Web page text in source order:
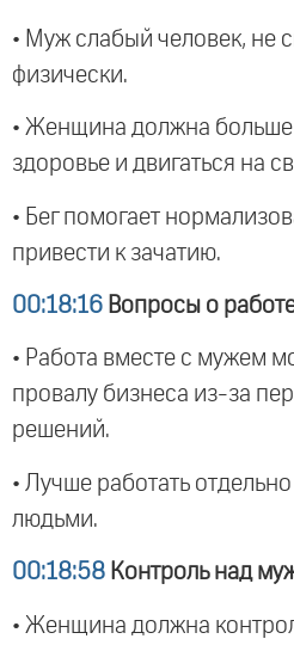
• Муж слабый человек, не
физически.
• Женщина должна больше
здоровье и двигаться на
• Бег помогает
привести к зачатию.
00:18:16 Вопросы о
• Работа вместе с мужем
провалу бизнеса из-за
решений.
• Лучше работать
людьми.
00:18:58 Контроль над
• Женщина должна